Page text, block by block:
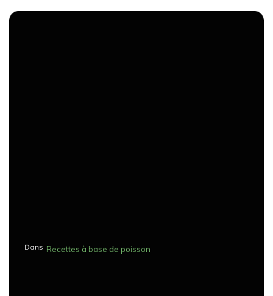
Dans Recettes à base de poisson